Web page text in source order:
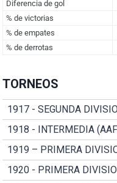
TORNEOS
1917 - SEGUNDA
1918 - INTERMEDIA
1919 – PRIMERA
1920 - PRIMERA